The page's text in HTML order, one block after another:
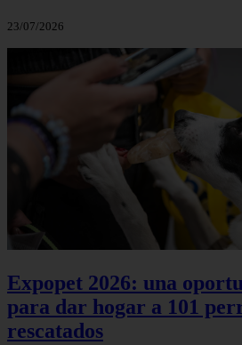
23/07/2026
Expopet 2026: una
para dar hogar a 101
rescatados